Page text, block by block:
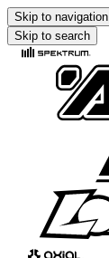
Skip to navigation
Skip to search